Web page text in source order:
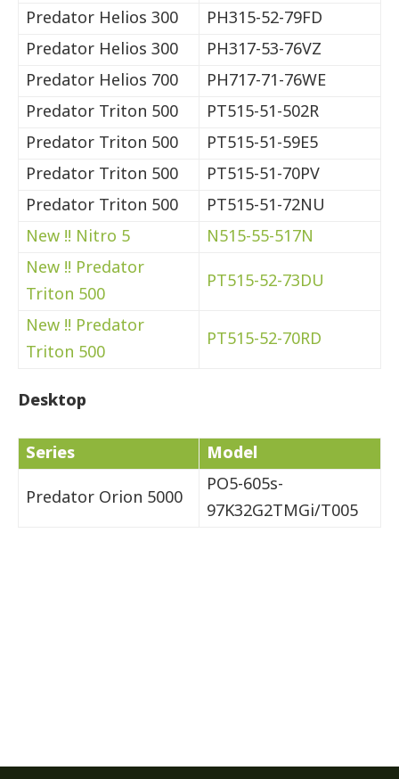
Predator Helios 300
PH315-52-79FD
Predator Helios 300
PH317-53-76VZ
Predator Helios 700
PH717-71-76WE
Predator Triton 500
PT515-51-502R
Predator Triton 500
PT515-51-59E5
Predator Triton 500
PT515-51-70PV
Predator Triton 500
PT515-51-72NU
New !! Nitro 5
N515-55-517N
New !! Predator
Triton 500
PT515-52-73DU
New !! Predator
Triton 500
PT515-52-70RD
Desktop
Series
Model
Predator Orion 5000
PO5-605s-
97K32G2TMGi/T005